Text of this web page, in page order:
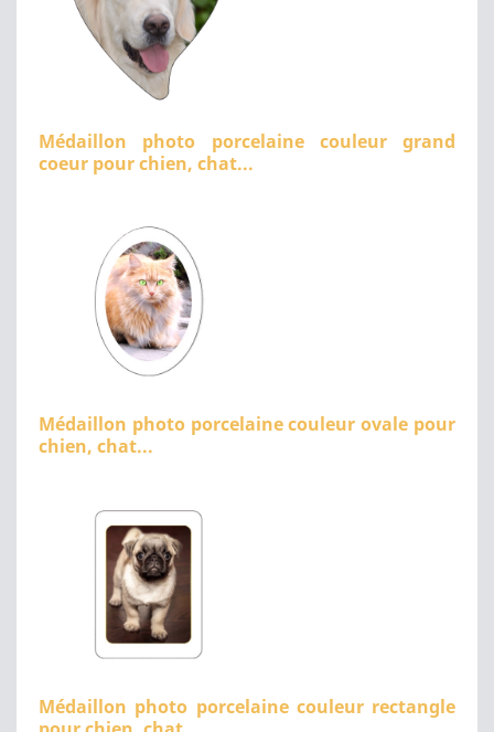
Médaillon photo porcelaine couleur grand
coeur pour chien, chat...
Médaillon photo porcelaine couleur ovale pour
chien, chat...
Médaillon photo porcelaine couleur rectangle